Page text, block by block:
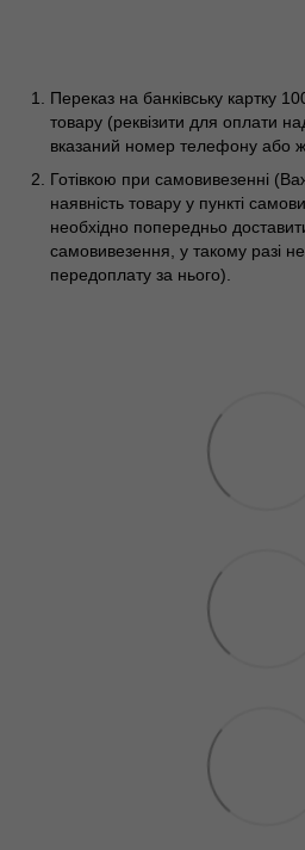
Переказ на банківську картку
товару (реквізити для оплати
вказаний номер телефону або
Готівкою при самовивезенні
наявність товару у пункті
необхідно попередньо
самовивезення, у такому разі
передоплату за нього).